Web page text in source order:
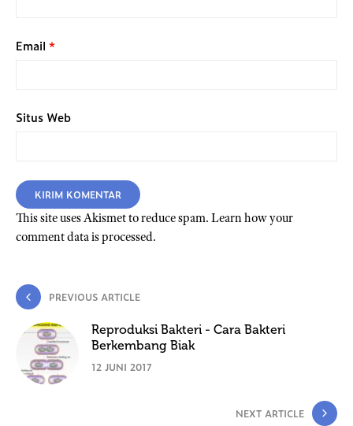
Email *
Situs Web
This site uses Akismet to reduce spam. Learn how your
comment data is processed.
PREVIOUS ARTICLE
Reproduksi Bakteri - Cara Bakteri
Berkembang Biak
12 JUNI 2017
NEXT ARTICLE